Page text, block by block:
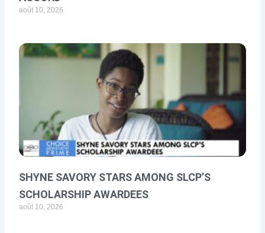
août 10, 2026
SHYNE SAVORY STARS AMONG SLCP’S
SCHOLARSHIP AWARDEES
août 10, 2026